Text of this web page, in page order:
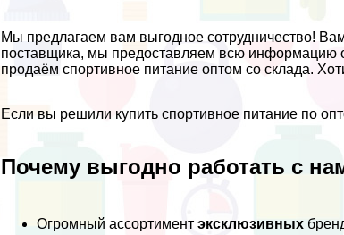
Мы предлагаем вам выгодное сотрудничество!
поставщика, мы предоставляем всю информацию
продаём спортивное питание оптом со склада.
Если вы решили купить спортивное питание по
Почему выгодно работать с
Огромный ассортиментэксклюзивных